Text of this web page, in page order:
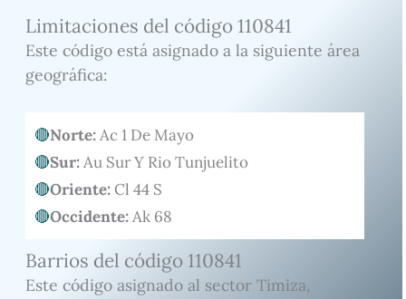
Limitaciones del código 110841
Este código está asignado a la siguiente área
geográfica:
Norte:Ac 1 De Mayo
Sur:Au Sur Y Rio Tunjuelito
Oriente:Cl 44 S
Occidente:Ak 68
Barrios del código 110841
Este código asignado al sector Timiza,